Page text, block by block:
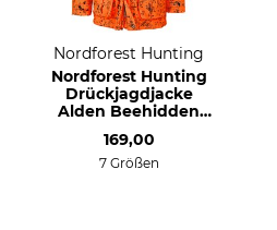
Nordforest Hunting
Nordforest Hunting
Drückjagdjacke
Alden Beehidden
169,00
7 Größen